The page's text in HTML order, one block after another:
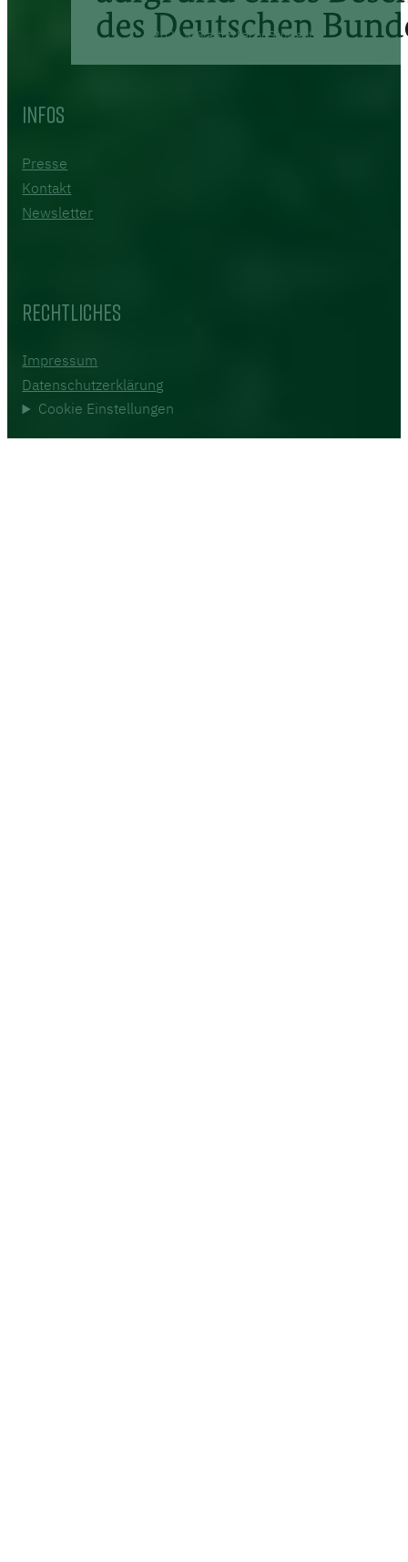
2026 © Startup Labor Schwedt
Infos
Presse
Kontakt
Newsletter
Rechtliches
Impressum
Datenschutzerklärung
Cookie Einstellungen